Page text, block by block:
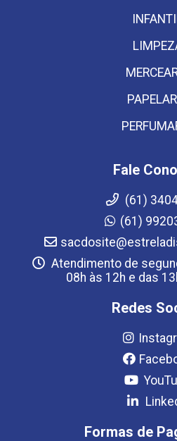
Fale
(61)
(61)
Atendimento de
08h às 12h e das
Redes
Formas de